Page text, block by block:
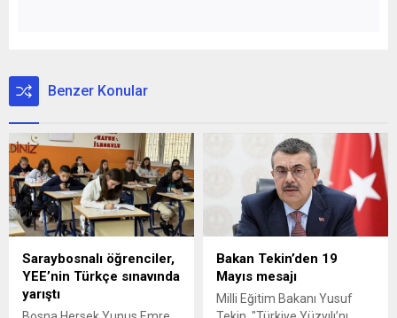
Benzer Konular
Saraybosnalı öğrenciler,
YEE’nin Türkçe sınavında
yarıştı
Bakan Tekin’den 19
Mayıs mesajı
Milli Eğitim Bakanı Yusuf